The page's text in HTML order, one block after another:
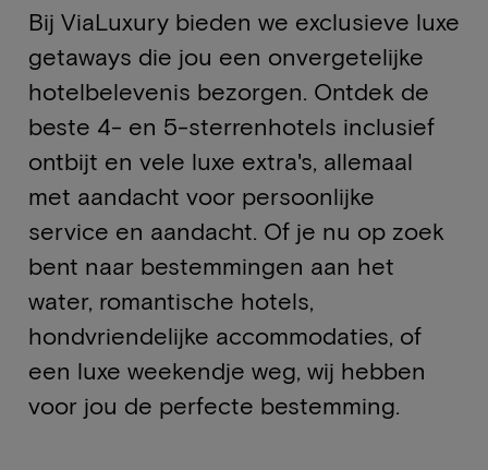
Bij ViaLuxury bieden we exclusieve luxe
getaways die jou een onvergetelijke
hotelbelevenis bezorgen. Ontdek de
beste 4- en 5-sterrenhotels inclusief
ontbijt en vele luxe extra's, allemaal
met aandacht voor persoonlijke
service en aandacht. Of je nu op zoek
bent naar bestemmingen aan het
water, romantische hotels,
hondvriendelijke accommodaties, of
een luxe weekendje weg, wij hebben
voor jou de perfecte bestemming.